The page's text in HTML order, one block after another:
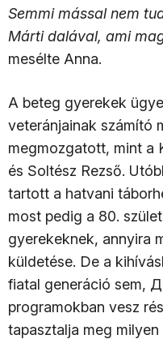
Semmi mással nem
Márti dalával, ami
mesélte Anna.
A beteg gyerekek
veteránjainak számító
megmozgatott, mint a
és Soltész Rezső.
tartott a hatvani
most pedig a 80.
gyerekeknek, annyira
küldetése. De a
fiatal generáció sem,
programokban vesz
tapasztalja meg